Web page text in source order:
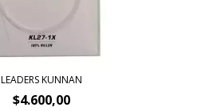
LEADERS KUNNAN
$4.600,00